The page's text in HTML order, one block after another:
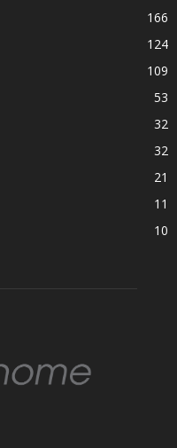
166
124
109
53
32
32
21
11
10